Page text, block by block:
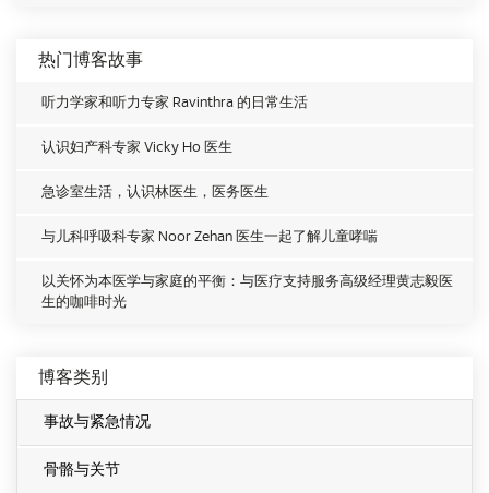
热门博客故事
听力学家和听力专家 Ravinthra 的日常生活
认识妇产科专家 Vicky Ho 医生
急诊室生活，认识林医生，医务医生
与儿科呼吸科专家 Noor Zehan 医生一起了解儿童哮喘
以关怀为本医学与家庭的平衡：与医疗支持服务高级经理黄志毅医
生的咖啡时光
博客类别
事故与紧急情况
骨骼与关节